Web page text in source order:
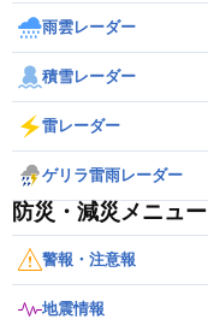
雨雲レーダー
積雪レーダー
雷レーダー
ゲリラ雷雨レーダー
防災・減災メニュー
警報・注意報
地震情報